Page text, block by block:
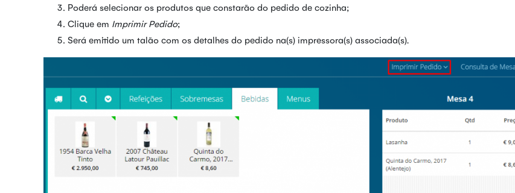
Poderá selecionar os produtos que constarão do pedido de cozinha;
Clique em Imprimir Pedido;
Será emitido um talão com os detalhes do pedido na(s) impressora(s) associada(s).